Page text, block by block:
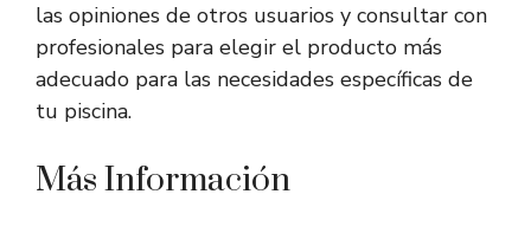
las opiniones de otros usuarios y consultar con
profesionales para elegir el producto más
adecuado para las necesidades específicas de
tu piscina.
Más Información